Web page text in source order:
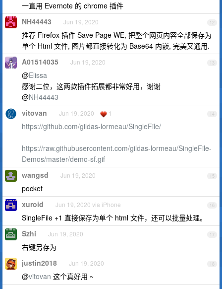
一直用 Evernote 的 chrome 插件
12
NH44443 Jun 19, 2020
推荐 Firefox 插件 Save Page WE, 把整个网页内容全部保存为
单个 Html 文件, 图片都直接转化为 Base64 内嵌, 完美又通用.
13
A01514035 Jun 19, 2020
@Elissa
感谢二位，这两款插件拓展都非常好用，谢谢
@NH44443
14
vitovan Jun 19, 2020 1
https://github.com/gildas-lormeau/SingleFile/
https://raw.githubusercontent.com/gildas-lormeau/SingleFile-
Demos/master/demo-sf.gif
15
wangsd Jun 19, 2020
pocket
16
xuroid Jun 19, 2020 via iPhone
SingleFile +1 直接保存为单个 html 文件，还可以批量处理。
17
Szhi Jun 19, 2020
右键另存为
18
justin2018 Jun 19, 2020
@vitovan 这个真好用 ~